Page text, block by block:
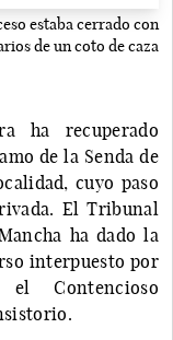
estaba cerrado con
de un coto de caza
ha recuperado
de la Senda de
cuyo paso
El Tribunal
ha dado la
interpuesto por
Contencioso